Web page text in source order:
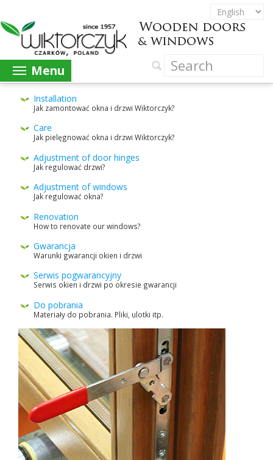
Menu
Instal­la­tion
Jak zamon­tować okna i drzwi Wiktorczyk?
Care
Jak pielęg­nować okna i drzwi Wiktorczyk?
Adjust­ment of door hinges
Jak reg­u­lować drzwi?
Adjust­ment of win­dows
Jak reg­u­lować okna?
Ren­o­va­tion
How to ren­o­vate our windows?
Gwarancja
Warunki gwarancji okien i drzwi
Ser­wis pog­waran­cyjny
Ser­wis okien i drzwi po okre­sie gwarancji
Do pobra­nia
Mate­ri­ały do pobra­nia. Pliki, ulotki itp.